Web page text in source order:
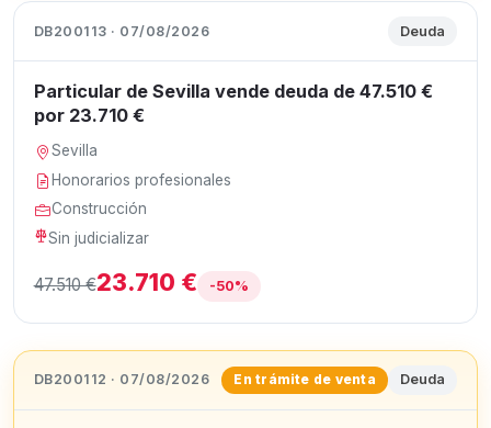
DB200113 · 07/08/2026 Deuda
Particular de Sevilla vende deuda de 47.510 €
por 23.710 €
Sevilla
Honorarios profesionales
Construcción
Sin judicializar
47.510 €23.710 € -50%
DB200112 · 07/08/2026 En trámite de venta Deuda